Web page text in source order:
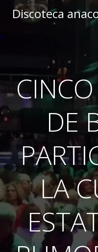
Discoteca
DE
LA